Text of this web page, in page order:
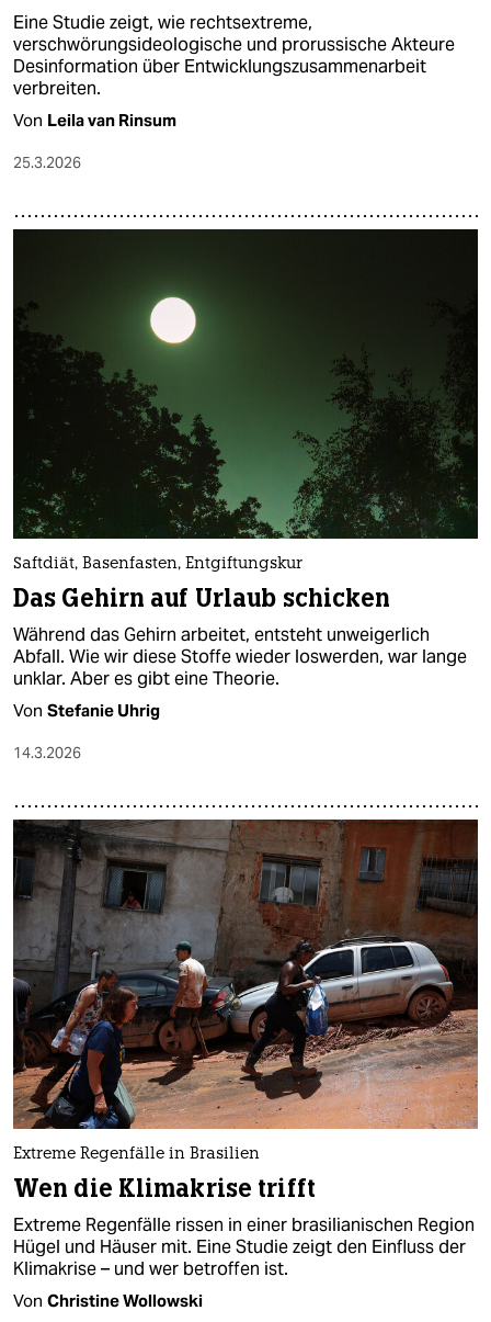
Eine Studie zeigt, wie rechtsextreme,
verschwörungsideologische und prorussische Akteure
Desinformation über Entwicklungszusammenarbeit
verbreiten.
Von Leila van Rinsum
25.3.2026
Saftdiät, Basenfasten, Entgiftungskur
Das Gehirn auf Urlaub schicken
Während das Gehirn arbeitet, entsteht unweigerlich
Abfall. Wie wir diese Stoffe wieder loswerden, war lange
unklar. Aber es gibt eine Theorie.
Von Stefanie Uhrig
14.3.2026
Extreme Regenfälle in Brasilien
Wen die Klimakrise trifft
Extreme Regenfälle rissen in einer brasilianischen Region
Hügel und Häuser mit. Eine Studie zeigt den Einfluss der
Klimakrise – und wer betroffen ist.
Von Christine Wollowski